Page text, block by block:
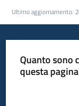
Ultimo aggiornamento:
Quanto sono
questa